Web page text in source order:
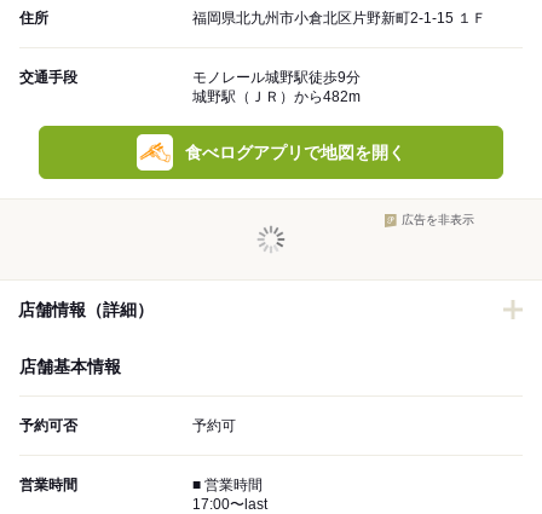
住所 福岡県北九州市小倉北区片野新町2-1-15 １Ｆ
交通手段
モノレール城野駅徒歩9分
城野駅（ＪＲ）から482m
食べログアプリで地図を開く
広告を非表示
店舗情報（詳細）
店舗基本情報
予約可否 予約可
営業時間
■ 営業時間
17:00〜last